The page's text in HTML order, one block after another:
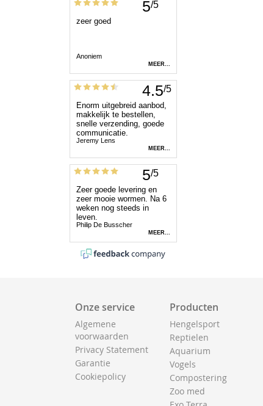
Onze service
Algemene
voorwaarden
Privacy Statement
Garantie
Cookiepolicy
Producten
Hengelsport
Reptielen
Aquarium
Vogels
Compostering
Zoo med